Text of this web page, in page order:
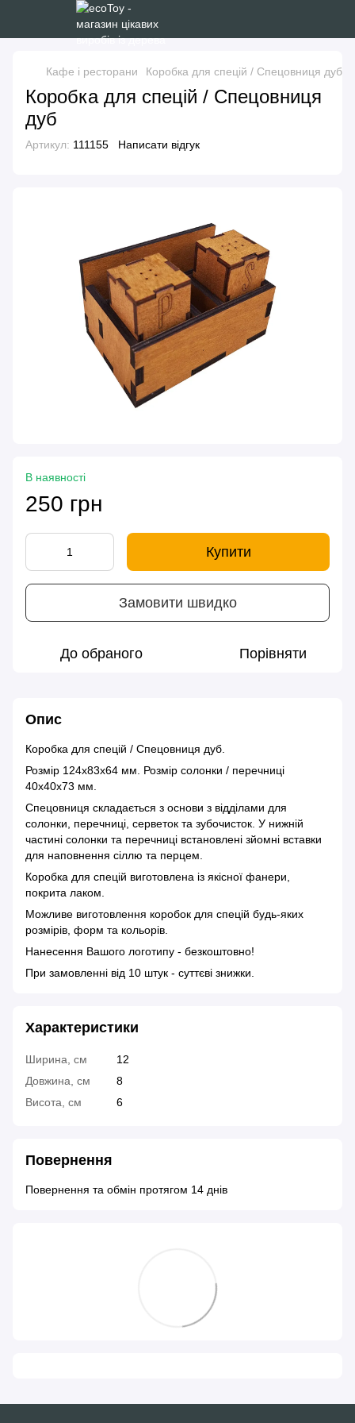
Кафе і ресторани Коробка для спецій / Спецовниця дуб
Коробка для спецій / Спецовниця
дуб
Артикул: 111155 Написати відгук
В наявності
250 грн
Купити
Замовити швидко
До обраного Порівняти
Опис
Коробка для спецій / Спецовниця дуб.
Розмір 124х83х64 мм. Розмір солонки / перечниці
40х40х73 мм.
Спецовниця складається з основи з відділами для
солонки, перечниці, серветок та зубочисток. У нижній
частині солонки та перечниці встановлені зйомні вставки
для наповнення сіллю та перцем.
Коробка для спецій виготовлена із якісної фанери,
покрита лаком.
Можливе виготовлення коробок для спецій будь-яких
розмірів, форм та кольорів.
Нанесення Вашого логотипу - безкоштовно!
При замовленні від 10 штук - суттєві знижки.
Характеристики
Ширина, см
12
Довжина, см
8
Висота, см
6
Повернення
Повернення та обмін протягом 14 днів